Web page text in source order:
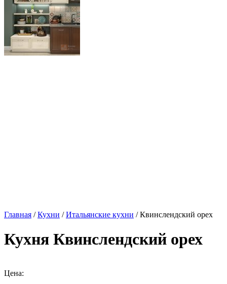
Главная /Кухни /Итальянские кухни / Квинслендский орех
Кухня Квинслендский орех
Цена: